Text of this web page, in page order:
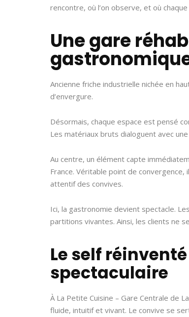
rencontre, où l’on observe, et où
Une gare
Ancienne friche industrielle nichée en
d’envergure.
Désormais, chaque espace est pensé
Les matériaux bruts dialoguent avec
Au centre, un élément capte
France. Véritable point de
attentif des convives.
Ici, la gastronomie devient spectacle.
partitions vivantes. Ainsi, les clients ne
Le self
spectaculaire
À La Petite Cuisine – Gare Centrale de
fluide, intuitif et vivant. Le convive se